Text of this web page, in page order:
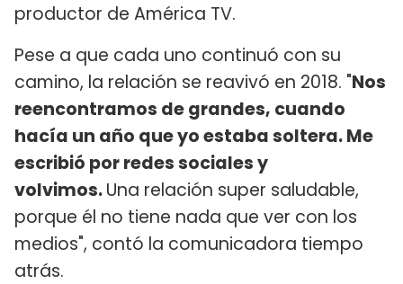
productor de América TV.
Pese a que cada uno continuó con su
camino, la relación se reavivó en 2018. "Nos
reencontramos de grandes, cuando
hacía un año que yo estaba soltera. Me
escribió por redes sociales y
volvimos.Una relación super saludable,
porque él no tiene nada que ver con los
medios", contó la comunicadora tiempo
atrás.